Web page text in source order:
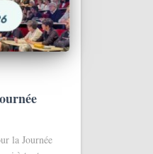
la Journée